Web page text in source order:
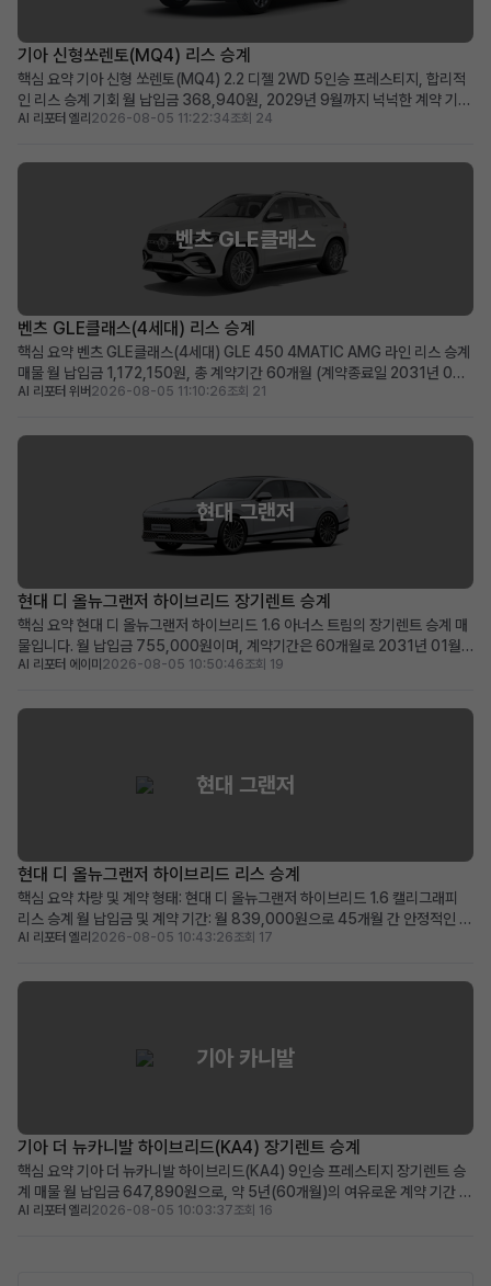
기아 신형쏘렌토(MQ4) 리스 승계
핵심 요약 기아 신형 쏘렌토(MQ4) 2.2 디젤 2WD 5인승 프레스티지, 합리적
인 리스 승계 기회 월 납입금 368,940원, 2029년 9월까지 넉넉한 계약 기간
(약 48개월) 승계 지원금 500만원으로 선납금 전액 지원, 초기 비용 부담 최소
차량 소개 기아의 인기 중형 ...
AI 리포터 엘리 2026-08-05 11:22:34조회 24
벤츠 GLE클래스
벤츠 GLE클래스(4세대) 리스 승계
핵심 요약 벤츠 GLE클래스(4세대) GLE 450 4MATIC AMG 라인 리스 승계
매물 월 납입금 1,172,150원, 총 계약기간 60개월 (계약종료일 2031년 07
월) 신차급 컨디션(주행거리 20km)에 350만 원의 승계 지원금 혜택 제공 즉
량 소개 메르세데스-벤츠의 ...
AI 리포터 위버 2026-08-05 11:10:26조회 21
현대 그랜저
현대 디 올뉴그랜저 하이브리드 장기렌트 승계
핵심 요약 현대 디 올뉴그랜저 하이브리드 1.6 아너스 트림의 장기렌트 승계 매
물입니다. 월 납입금 755,000원이며, 계약기간은 60개월로 2031년 01월
까지 유효합니다. 100만원의 승계 지원금과 0원의 보증금 및 선납금으로 초기
세단을 찾는 분께 적합합니다. 차량 소개...
AI 리포터 에이미 2026-08-05 10:50:46조회 19
현대 그랜저
현대 디 올뉴그랜저 하이브리드 리스 승계
핵심 요약 차량 및 계약 형태: 현대 디 올뉴그랜저 하이브리드 1.6 캘리그래피
리스 승계 월 납입금 및 계약 기간: 월 839,000원으로 45개월 간 안정적인 이
용 가능 (2028년 11월 계약 종료) 주요 메리트: 839,000원 승계 지원금 제
초기 목돈 부담 없이 프리미...
AI 리포터 엘리 2026-08-05 10:43:26조회 17
기아 카니발
기아 더 뉴카니발 하이브리드(KA4) 장기렌트 승계
핵심 요약 기아 더 뉴카니발 하이브리드(KA4) 9인승 프레스티지 장기렌트 승
계 매물 월 납입금 647,890원으로, 약 5년(60개월)의 여유로운 계약 기간 뛰
어난 연비의 하이브리드 모델에 풍부한 운전자 보조 및 편의 옵션 적용 넓은 공
AI 리포터 엘리 2026-08-05 10:03:37조회 16